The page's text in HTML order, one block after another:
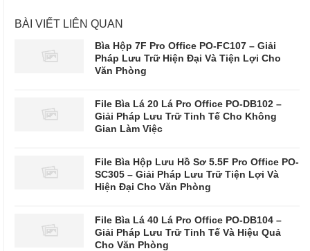
BÀI VIẾT LIÊN QUAN
Bìa Hộp 7F Pro Office PO-FC107 – Giải
Pháp Lưu Trữ Hiện Đại Và Tiện Lợi Cho
Văn Phòng
File Bìa Lá 20 Lá Pro Office PO-DB102 –
Giải Pháp Lưu Trữ Tinh Tế Cho Không
Gian Làm Việc
File Bìa Hộp Lưu Hồ Sơ 5.5F Pro Office PO-
SC305 – Giải Pháp Lưu Trữ Tiện Lợi Và
Hiện Đại Cho Văn Phòng
File Bìa Lá 40 Lá Pro Office PO-DB104 –
Giải Pháp Lưu Trữ Tinh Tế Và Hiệu Quả
Cho Văn Phòng